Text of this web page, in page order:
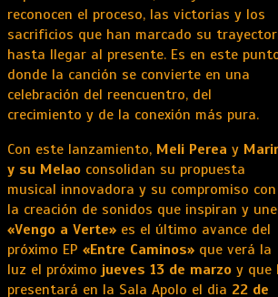
reconocen el proceso, las victorias y los
sacrificios que han marcado su
hasta llegar al presente. Es en este
donde la canción se convierte en una
celebración del reencuentro, del
crecimiento y de la conexión más pura.
Con este lanzamiento, Meli Perea y
y su Melao consolidan su propuesta
musical innovadora y su compromiso con
la creación de sonidos que inspiran y
«Vengo a Verte» es el último avance del
próximo EP «Entre Caminos» que verá la
luz el próximo jueves 13 de marzo y que
presentará en la Sala Apolo el dia 22 de